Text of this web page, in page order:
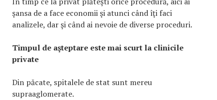
şansa de a face economii şi atunci când îţi faci
analizele, dar şi când ai nevoie de diverse proceduri.
Timpul de aşteptare este mai scurt la clinicile
private
Din păcate, spitalele de stat sunt mereu
supraaglomerate.